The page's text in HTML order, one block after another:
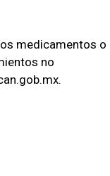
medicamentos o
no